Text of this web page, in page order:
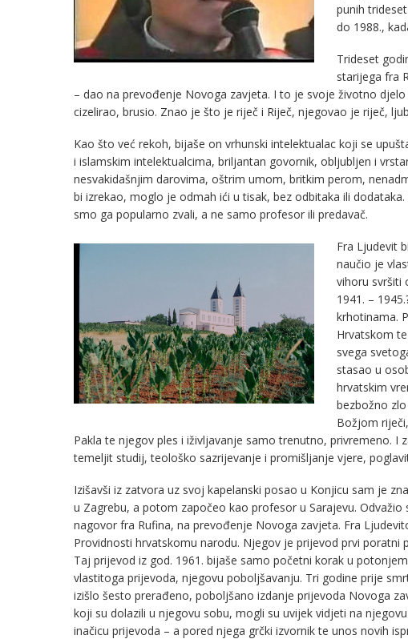
punih
do 1988.,
Trideset
starijega fra
– dao na prevođenje Novoga zavjeta. I to je svoje životno
cizelirao, brusio. Znao je što je riječ i Riječ, njegovao je riječ,
Kao što već rekoh, bijaše on vrhunski intelektualac koji se
i islamskim intelektualcima, briljantan govornik, obljubljen i
nesvakidašnjim darovima, oštrim umom, britkim perom,
bi izrekao, moglo je odmah ići u tisak, bez odbitaka ili
smo ga popularno zvali, a ne samo profesor ili predavač.
Fra Ljudevit
naučio je
vihoru svršiti
1941. –
krhotinama.
Hrvatskom
svega
stasao u
hrvatskim
bezbožno
Božjom
Pakla te njegov ples i iživljavanje samo trenutno, privremeno.
temeljit studij, teološko sazrijevanje i promišljanje vjere,
Izišavši iz zatvora uz svoj kapelanski posao u Konjicu sam je
u Zagrebu, a potom započeo kao profesor u Sarajevu.
nagovor fra Rufina, na prevođenje Novoga zavjeta. Fra
Providnosti hrvatskomu narodu. Njegov je prijevod prvi poratni
Taj prijevod iz god. 1961. bijaše samo početni korak u
vlastitoga prijevoda, njegovu poboljšavanju. Tri godine prije
izišlo šesto prerađeno, poboljšano izdanje prijevoda Novoga
koji su dolazili u njegovu sobu, mogli su uvijek vidjeti na
inačicu prijevoda – a pored njega grčki izvornik te unos novih